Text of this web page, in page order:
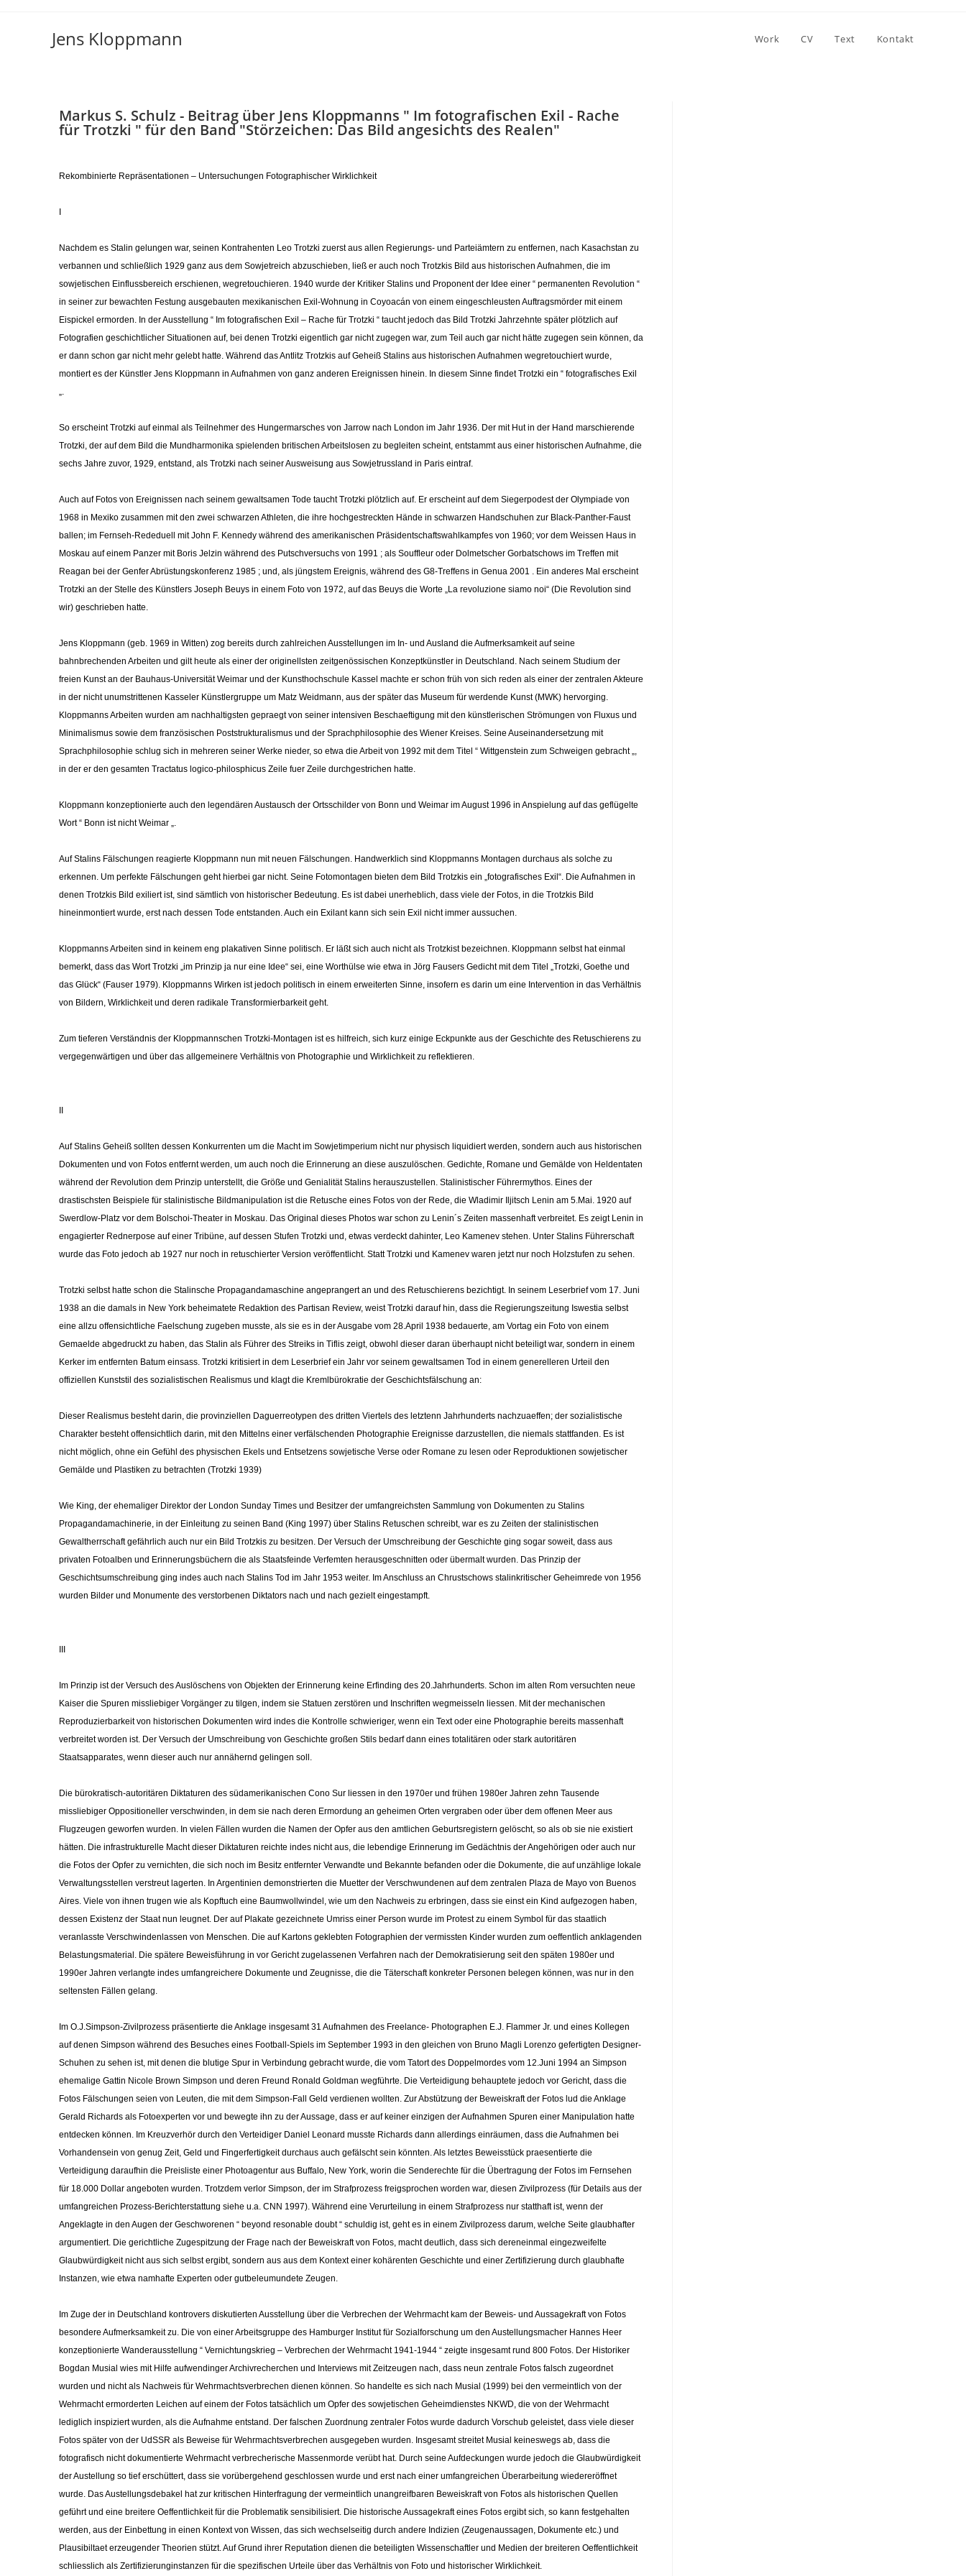
Jens Kloppmann Work CV Text Kontakt
Markus S. Schulz - Beitrag über Jens Kloppmanns " Im fotografischen Exil - Rache
für Trotzki " für den Band "Störzeichen: Das Bild angesichts des Realen"
Rekombinierte Repräsentationen – Untersuchungen Fotographischer Wirklichkeit
Nachdem es Stalin gelungen war, seinen Kontrahenten Leo Trotzki zuerst aus allen Regierungs- und Parteiämtern zu entfernen, nach Kasachstan zu
verbannen und schließlich 1929 ganz aus dem Sowjetreich abzuschieben, ließ er auch noch Trotzkis Bild aus historischen Aufnahmen, die im
sowjetischen Einflussbereich erschienen, wegretouchieren. 1940 wurde der Kritiker Stalins und Proponent der Idee einer “ permanenten Revolution “
in seiner zur bewachten Festung ausgebauten mexikanischen Exil-Wohnung in Coyoacán von einem eingeschleusten Auftragsmörder mit einem
Eispickel ermorden. In der Ausstellung “ Im fotografischen Exil – Rache für Trotzki “ taucht jedoch das Bild Trotzki Jahrzehnte später plötzlich auf
Fotografien geschichtlicher Situationen auf, bei denen Trotzki eigentlich gar nicht zugegen war, zum Teil auch gar nicht hätte zugegen sein können, da
er dann schon gar nicht mehr gelebt hatte. Während das Antlitz Trotzkis auf Geheiß Stalins aus historischen Aufnahmen wegretouchiert wurde,
montiert es der Künstler Jens Kloppmann in Aufnahmen von ganz anderen Ereignissen hinein. In diesem Sinne findet Trotzki ein “ fotografisches Exil
„.
So erscheint Trotzki auf einmal als Teilnehmer des Hungermarsches von Jarrow nach London im Jahr 1936. Der mit Hut in der Hand marschierende
Trotzki, der auf dem Bild die Mundharmonika spielenden britischen Arbeitslosen zu begleiten scheint, entstammt aus einer historischen Aufnahme, die
sechs Jahre zuvor, 1929, entstand, als Trotzki nach seiner Ausweisung aus Sowjetrussland in Paris eintraf.
Auch auf Fotos von Ereignissen nach seinem gewaltsamen Tode taucht Trotzki plötzlich auf. Er erscheint auf dem Siegerpodest der Olympiade von
1968 in Mexiko zusammen mit den zwei schwarzen Athleten, die ihre hochgestreckten Hände in schwarzen Handschuhen zur Black-Panther-Faust
ballen; im Fernseh-Rededuell mit John F. Kennedy während des amerikanischen Präsidentschaftswahlkampfes von 1960; vor dem Weissen Haus in
Moskau auf einem Panzer mit Boris Jelzin während des Putschversuchs von 1991 ; als Souffleur oder Dolmetscher Gorbatschows im Treffen mit
Reagan bei der Genfer Abrüstungskonferenz 1985 ; und, als jüngstem Ereignis, während des G8-Treffens in Genua 2001 . Ein anderes Mal erscheint
Trotzki an der Stelle des Künstlers Joseph Beuys in einem Foto von 1972, auf das Beuys die Worte „La revoluzione siamo noi“ (Die Revolution sind
wir) geschrieben hatte.
Jens Kloppmann (geb. 1969 in Witten) zog bereits durch zahlreichen Ausstellungen im In- und Ausland die Aufmerksamkeit auf seine
bahnbrechenden Arbeiten und gilt heute als einer der originellsten zeitgenössischen Konzeptkünstler in Deutschland. Nach seinem Studium der
freien Kunst an der Bauhaus-Universität Weimar und der Kunsthochschule Kassel machte er schon früh von sich reden als einer der zentralen Akteure
in der nicht unumstrittenen Kasseler Künstlergruppe um Matz Weidmann, aus der später das Museum für werdende Kunst (MWK) hervorging.
Kloppmanns Arbeiten wurden am nachhaltigsten gepraegt von seiner intensiven Beschaeftigung mit den künstlerischen Strömungen von Fluxus und
Minimalismus sowie dem französischen Poststrukturalismus und der Sprachphilosophie des Wiener Kreises. Seine Auseinandersetzung mit
Sprachphilosophie schlug sich in mehreren seiner Werke nieder, so etwa die Arbeit von 1992 mit dem Titel “ Wittgenstein zum Schweigen gebracht „,
in der er den gesamten Tractatus logico-philosphicus Zeile fuer Zeile durchgestrichen hatte.
Kloppmann konzeptionierte auch den legendären Austausch der Ortsschilder von Bonn und Weimar im August 1996 in Anspielung auf das geflügelte
Wort “ Bonn ist nicht Weimar „.
Auf Stalins Fälschungen reagierte Kloppmann nun mit neuen Fälschungen. Handwerklich sind Kloppmanns Montagen durchaus als solche zu
erkennen. Um perfekte Fälschungen geht hierbei gar nicht. Seine Fotomontagen bieten dem Bild Trotzkis ein „fotografisches Exil“. Die Aufnahmen in
denen Trotzkis Bild exiliert ist, sind sämtlich von historischer Bedeutung. Es ist dabei unerheblich, dass viele der Fotos, in die Trotzkis Bild
hineinmontiert wurde, erst nach dessen Tode entstanden. Auch ein Exilant kann sich sein Exil nicht immer aussuchen.
Kloppmanns Arbeiten sind in keinem eng plakativen Sinne politisch. Er läßt sich auch nicht als Trotzkist bezeichnen. Kloppmann selbst hat einmal
bemerkt, dass das Wort Trotzki „im Prinzip ja nur eine Idee“ sei, eine Worthülse wie etwa in Jörg Fausers Gedicht mit dem Titel „Trotzki, Goethe und
das Glück“ (Fauser 1979). Kloppmanns Wirken ist jedoch politisch in einem erweiterten Sinne, insofern es darin um eine Intervention in das Verhältnis
von Bildern, Wirklichkeit und deren radikale Transformierbarkeit geht.
Zum tieferen Verständnis der Kloppmannschen Trotzki-Montagen ist es hilfreich, sich kurz einige Eckpunkte aus der Geschichte des Retuschierens zu
vergegenwärtigen und über das allgemeinere Verhältnis von Photographie und Wirklichkeit zu reflektieren.
Auf Stalins Geheiß sollten dessen Konkurrenten um die Macht im Sowjetimperium nicht nur physisch liquidiert werden, sondern auch aus historischen
Dokumenten und von Fotos entfernt werden, um auch noch die Erinnerung an diese auszulöschen. Gedichte, Romane und Gemälde von Heldentaten
während der Revolution dem Prinzip unterstellt, die Größe und Genialität Stalins herauszustellen. Stalinistischer Führermythos. Eines der
drastischsten Beispiele für stalinistische Bildmanipulation ist die Retusche eines Fotos von der Rede, die Wladimir Iljitsch Lenin am 5.Mai. 1920 auf
Swerdlow-Platz vor dem Bolschoi-Theater in Moskau. Das Original dieses Photos war schon zu Lenin´s Zeiten massenhaft verbreitet. Es zeigt Lenin in
engagierter Rednerpose auf einer Tribüne, auf dessen Stufen Trotzki und, etwas verdeckt dahinter, Leo Kamenev stehen. Unter Stalins Führerschaft
wurde das Foto jedoch ab 1927 nur noch in retuschierter Version veröffentlicht. Statt Trotzki und Kamenev waren jetzt nur noch Holzstufen zu sehen.
Trotzki selbst hatte schon die Stalinsche Propagandamaschine angeprangert an und des Retuschierens bezichtigt. In seinem Leserbrief vom 17. Juni
1938 an die damals in New York beheimatete Redaktion des Partisan Review, weist Trotzki darauf hin, dass die Regierungszeitung Iswestia selbst
eine allzu offensichtliche Faelschung zugeben musste, als sie es in der Ausgabe vom 28.April 1938 bedauerte, am Vortag ein Foto von einem
Gemaelde abgedruckt zu haben, das Stalin als Führer des Streiks in Tiflis zeigt, obwohl dieser daran überhaupt nicht beteiligt war, sondern in einem
Kerker im entfernten Batum einsass. Trotzki kritisiert in dem Leserbrief ein Jahr vor seinem gewaltsamen Tod in einem generelleren Urteil den
offiziellen Kunststil des sozialistischen Realismus und klagt die Kremlbürokratie der Geschichtsfälschung an:
Dieser Realismus besteht darin, die provinziellen Daguerreotypen des dritten Viertels des letztenn Jahrhunderts nachzuaeffen; der sozialistische
Charakter besteht offensichtlich darin, mit den Mittelns einer verfälschenden Photographie Ereignisse darzustellen, die niemals stattfanden. Es ist
nicht möglich, ohne ein Gefühl des physischen Ekels und Entsetzens sowjetische Verse oder Romane zu lesen oder Reproduktionen sowjetischer
Gemälde und Plastiken zu betrachten (Trotzki 1939)
Wie King, der ehemaliger Direktor der London Sunday Times und Besitzer der umfangreichsten Sammlung von Dokumenten zu Stalins
Propagandamachinerie, in der Einleitung zu seinen Band (King 1997) über Stalins Retuschen schreibt, war es zu Zeiten der stalinistischen
Gewaltherrschaft gefährlich auch nur ein Bild Trotzkis zu besitzen. Der Versuch der Umschreibung der Geschichte ging sogar soweit, dass aus
privaten Fotoalben und Erinnerungsbüchern die als Staatsfeinde Verfemten herausgeschnitten oder übermalt wurden. Das Prinzip der
Geschichtsumschreibung ging indes auch nach Stalins Tod im Jahr 1953 weiter. Im Anschluss an Chrustschows stalinkritischer Geheimrede von 1956
wurden Bilder und Monumente des verstorbenen Diktators nach und nach gezielt eingestampft.
Im Prinzip ist der Versuch des Auslöschens von Objekten der Erinnerung keine Erfinding des 20.Jahrhunderts. Schon im alten Rom versuchten neue
Kaiser die Spuren missliebiger Vorgänger zu tilgen, indem sie Statuen zerstören und Inschriften wegmeisseln liessen. Mit der mechanischen
Reproduzierbarkeit von historischen Dokumenten wird indes die Kontrolle schwieriger, wenn ein Text oder eine Photographie bereits massenhaft
verbreitet worden ist. Der Versuch der Umschreibung von Geschichte großen Stils bedarf dann eines totalitären oder stark autoritären
Staatsapparates, wenn dieser auch nur annähernd gelingen soll.
Die bürokratisch-autoritären Diktaturen des südamerikanischen Cono Sur liessen in den 1970er und frühen 1980er Jahren zehn Tausende
missliebiger Oppositioneller verschwinden, in dem sie nach deren Ermordung an geheimen Orten vergraben oder über dem offenen Meer aus
Flugzeugen geworfen wurden. In vielen Fällen wurden die Namen der Opfer aus den amtlichen Geburtsregistern gelöscht, so als ob sie nie existiert
hätten. Die infrastrukturelle Macht dieser Diktaturen reichte indes nicht aus, die lebendige Erinnerung im Gedächtnis der Angehörigen oder auch nur
die Fotos der Opfer zu vernichten, die sich noch im Besitz entfernter Verwandte und Bekannte befanden oder die Dokumente, die auf unzählige lokale
Verwaltungsstellen verstreut lagerten. In Argentinien demonstrierten die Muetter der Verschwundenen auf dem zentralen Plaza de Mayo von Buenos
Aires. Viele von ihnen trugen wie als Kopftuch eine Baumwollwindel, wie um den Nachweis zu erbringen, dass sie einst ein Kind aufgezogen haben,
dessen Existenz der Staat nun leugnet. Der auf Plakate gezeichnete Umriss einer Person wurde im Protest zu einem Symbol für das staatlich
veranlasste Verschwindenlassen von Menschen. Die auf Kartons geklebten Fotographien der vermissten Kinder wurden zum oeffentlich anklagenden
Belastungsmaterial. Die spätere Beweisführung in vor Gericht zugelassenen Verfahren nach der Demokratisierung seit den späten 1980er und
1990er Jahren verlangte indes umfangreichere Dokumente und Zeugnisse, die die Täterschaft konkreter Personen belegen können, was nur in den
seltensten Fällen gelang.
Im O.J.Simpson-Zivilprozess präsentierte die Anklage insgesamt 31 Aufnahmen des Freelance- Photographen E.J. Flammer Jr. und eines Kollegen
auf denen Simpson während des Besuches eines Football-Spiels im September 1993 in den gleichen von Bruno Magli Lorenzo gefertigten Designer-
Schuhen zu sehen ist, mit denen die blutige Spur in Verbindung gebracht wurde, die vom Tatort des Doppelmordes vom 12.Juni 1994 an Simpson
ehemalige Gattin Nicole Brown Simpson und deren Freund Ronald Goldman wegführte. Die Verteidigung behauptete jedoch vor Gericht, dass die
Fotos Fälschungen seien von Leuten, die mit dem Simpson-Fall Geld verdienen wollten. Zur Abstützung der Beweiskraft der Fotos lud die Anklage
Gerald Richards als Fotoexperten vor und bewegte ihn zu der Aussage, dass er auf keiner einzigen der Aufnahmen Spuren einer Manipulation hatte
entdecken können. Im Kreuzverhör durch den Verteidiger Daniel Leonard musste Richards dann allerdings einräumen, dass die Aufnahmen bei
Vorhandensein von genug Zeit, Geld und Fingerfertigkeit durchaus auch gefälscht sein könnten. Als letztes Beweisstück praesentierte die
Verteidigung daraufhin die Preisliste einer Photoagentur aus Buffalo, New York, worin die Senderechte für die Übertragung der Fotos im Fernsehen
für 18.000 Dollar angeboten wurden. Trotzdem verlor Simpson, der im Strafprozess freigsprochen worden war, diesen Zivilprozess (für Details aus der
umfangreichen Prozess-Berichterstattung siehe u.a. CNN 1997). Während eine Verurteilung in einem Strafprozess nur statthaft ist, wenn der
Angeklagte in den Augen der Geschworenen “ beyond resonable doubt “ schuldig ist, geht es in einem Zivilprozess darum, welche Seite glaubhafter
argumentiert. Die gerichtliche Zugespitzung der Frage nach der Beweiskraft von Fotos, macht deutlich, dass sich dereneinmal eingezweifelte
Glaubwürdigkeit nicht aus sich selbst ergibt, sondern aus aus dem Kontext einer kohärenten Geschichte und einer Zertifizierung durch glaubhafte
Instanzen, wie etwa namhafte Experten oder gutbeleumundete Zeugen.
Im Zuge der in Deutschland kontrovers diskutierten Ausstellung über die Verbrechen der Wehrmacht kam der Beweis- und Aussagekraft von Fotos
besondere Aufmerksamkeit zu. Die von einer Arbeitsgruppe des Hamburger Institut für Sozialforschung um den Austellungsmacher Hannes Heer
konzeptionierte Wanderausstellung “ Vernichtungskrieg – Verbrechen der Wehrmacht 1941-1944 “ zeigte insgesamt rund 800 Fotos. Der Historiker
Bogdan Musial wies mit Hilfe aufwendinger Archivrecherchen und Interviews mit Zeitzeugen nach, dass neun zentrale Fotos falsch zugeordnet
wurden und nicht als Nachweis für Wehrmachtsverbrechen dienen können. So handelte es sich nach Musial (1999) bei den vermeintlich von der
Wehrmacht ermorderten Leichen auf einem der Fotos tatsächlich um Opfer des sowjetischen Geheimdienstes NKWD, die von der Wehrmacht
lediglich inspiziert wurden, als die Aufnahme entstand. Der falschen Zuordnung zentraler Fotos wurde dadurch Vorschub geleistet, dass viele dieser
Fotos später von der UdSSR als Beweise für Wehrmachtsverbrechen ausgegeben wurden. Insgesamt streitet Musial keineswegs ab, dass die
fotografisch nicht dokumentierte Wehrmacht verbrecherische Massenmorde verübt hat. Durch seine Aufdeckungen wurde jedoch die Glaubwürdigkeit
der Austellung so tief erschüttert, dass sie vorübergehend geschlossen wurde und erst nach einer umfangreichen Überarbeitung wiedereröffnet
wurde. Das Austellungsdebakel hat zur kritischen Hinterfragung der vermeintlich unangreifbaren Beweiskraft von Fotos als historischen Quellen
geführt und eine breitere Oeffentlichkeit für die Problematik sensibilisiert. Die historische Aussagekraft eines Fotos ergibt sich, so kann festgehalten
werden, aus der Einbettung in einen Kontext von Wissen, das sich wechselseitig durch andere Indizien (Zeugenaussagen, Dokumente etc.) und
Plausibiltaet erzeugender Theorien stützt. Auf Grund ihrer Reputation dienen die beteiligten Wissenschaftler und Medien der breiteren Oeffentlichkeit
schliesslich als Zertifizierunginstanzen für die spezifischen Urteile über das Verhältnis von Foto und historischer Wirklichkeit.